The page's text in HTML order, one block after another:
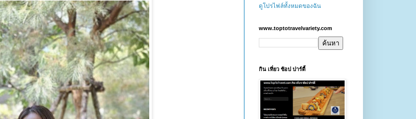
ดูโปรไฟล์ทั้งหมดของฉัน
www.toptotravelvariety.com
กิน เที่ยว ช้อป ปาร์ตี้